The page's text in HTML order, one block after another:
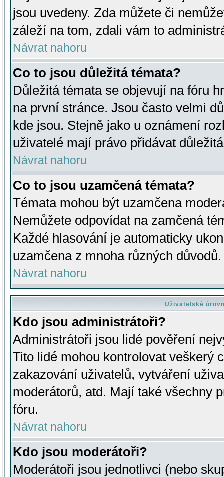
jsou uvedeny. Zda můžete či
záleží na tom, zdali vám to
Návrat nahoru
Co to jsou důležitá témata?
Důležitá témata se objevují na fóru
na první stránce. Jsou často velmi
kde jsou. Stejně jako u oznámení
uživatelé mají právo přidávat
Návrat nahoru
Co to jsou uzamčená témata?
Témata mohou být uzamčena
Nemůžete odpovídat na zamčená
Každé hlasování je automaticky
uzamčena z mnoha různých důvodů.
Návrat nahoru
Uživatelské
Kdo jsou administrátoři?
Administrátoři jsou lidé pověření
Tito lidé mohou kontrolovat veškerý
zakazování uživatelů, vytváření
moderátorů, atd. Mají také všechny
fóru.
Návrat nahoru
Kdo jsou moderátoři?
Moderátoři jsou jednotlivci (nebo